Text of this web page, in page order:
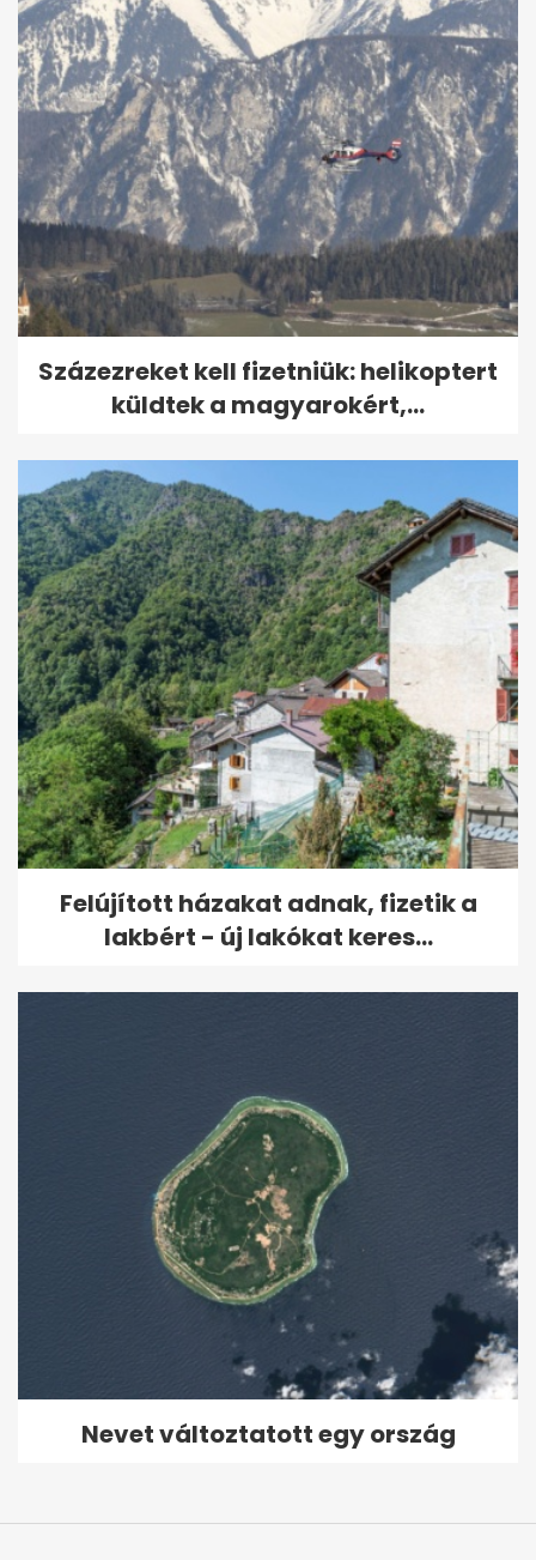
Százezreket kell fizetniük: helikoptert
küldtek a magyarokért,...
Felújított házakat adnak, fizetik a
lakbért - új lakókat keres...
Nevet változtatott egy ország